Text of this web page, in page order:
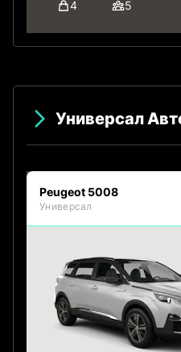
4 5
Универсал
Peugeot 5008
Универсал